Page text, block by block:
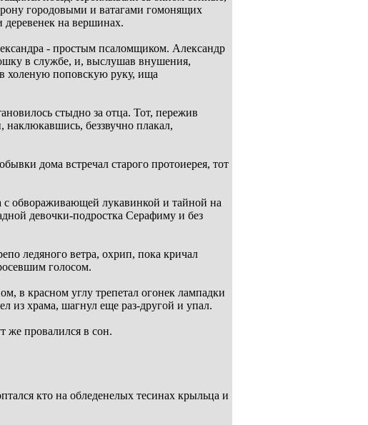
городовыми и ватагами гомонящих
на вершинах.
- простым псаломщиком. Александр
в службе, и, выслушав внушения,
холеную поповскую руку, ища
стыдно за отца. Тот, пережив
беззвучно плакал,
дома встречал старого протоиерея, тот
с обвораживающей лукавинкой и тайной на
девочки-подростка Серафиму и без
ледяного ветра, охрип, пока кричал
голосом.
в красном углу трепетал огонек лампадки
из храма, шагнул еще раз-другой и упал.
же провалился в сон.
кто на обледенелых тесинах крыльца и